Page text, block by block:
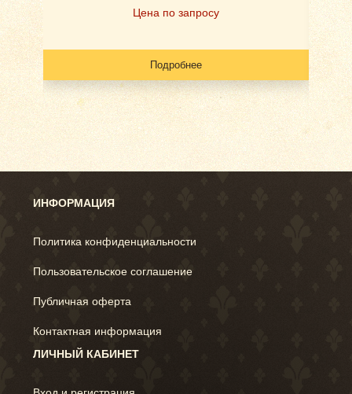
Цена по запросу
Подробнее
ИНФОРМАЦИЯ
Политика конфиденциальности
Пользовательское соглашение
Публичная оферта
Контактная информация
ЛИЧНЫЙ КАБИНЕТ